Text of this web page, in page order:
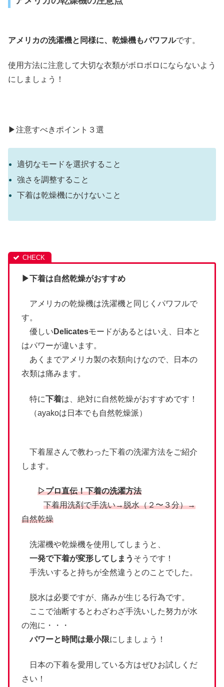
アメリカの洗濯機と同様に、乾燥機もパワフルです。
使用方法に注意して大切な衣類がボロボロにならないよう
にしましょう！
▶︎注意すべきポイント３選
適切なモードを選択すること
強さを調整すること
下着は乾燥機にかけないこと
▶︎下着は自然乾燥がおすすめ
アメリカの乾燥機は洗濯機と同じくパワフルで
す。
優しい Delicatesモードがあるとはいえ、日本と
はパワーが違います。
あくまでアメリカ製の衣類向けなので、日本の
衣類は痛みます。
特に下着は、絶対に自然乾燥がおすすめです！
（ayakoは日本でも自然乾燥派）
下着屋さんで教わった下着の洗濯方法をご紹介
します。
▷プロ直伝！下着の洗濯方法
下着用洗剤で手洗い→脱水（２〜３分）→
自然乾燥
洗濯機や乾燥機を使用してしまうと、
一発で下着が変形してしまう そうです！
手洗いすると持ちが全然違うとのことでした。
脱水は必要ですが、痛みが生じる行為です。
ここで油断するとわざわざ手洗いした努力が水
の泡に・・・
パワーと時間は最小限にしましょう！
日本の下着を愛用している方はぜひお試しくだ
さい！